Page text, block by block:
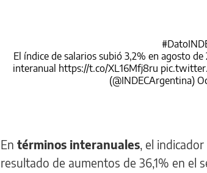
El índice de salarios subió 3,2% en agosto
interanual https://t.co/XL16Mfj8ru
(@INDECArgentina)
En términos interanuales, el
resultado de aumentos de 36,1% en el